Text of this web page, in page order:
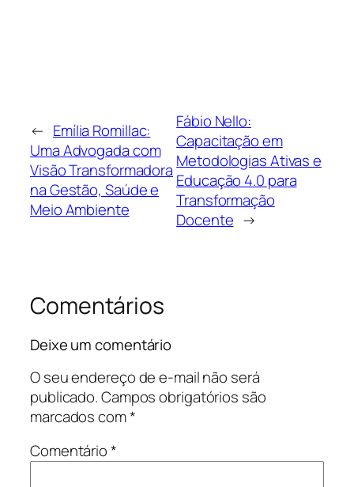
← Emília Romillac:
Uma Advogada com
Visão Transformadora
na Gestão, Saúde e
Meio Ambiente
Fábio Nello:
Capacitação em
Metodologias Ativas e
Educação 4.0 para
Transformação
Docente →
Comentários
Deixe um comentário
O seu endereço de e-mail não será
publicado.Campos obrigatórios são
marcados com*
Comentário*